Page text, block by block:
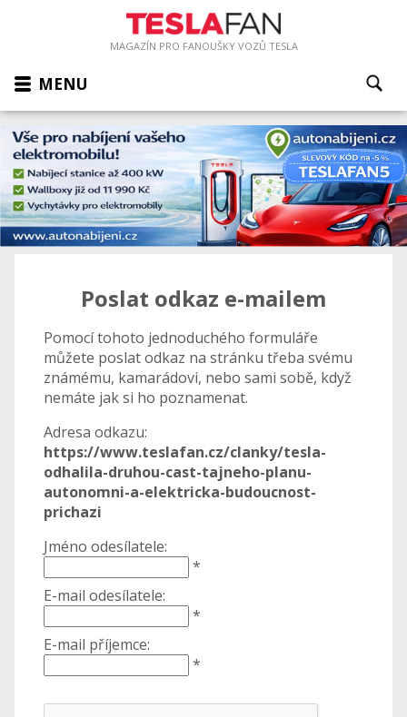
MAGAZÍN PRO FANOUŠKY VOZŮ TESLA
MENU
Poslat odkaz e-mailem
Pomocí tohoto jednoduchého formuláře
můžete poslat odkaz na stránku třeba svému
známému, kamarádovi, nebo sami sobě, když
nemáte jak si ho poznamenat.
Adresa odkazu:
https://www.teslafan.cz/clanky/tesla-
odhalila-druhou-cast-tajneho-planu-
autonomni-a-elektricka-budoucnost-
prichazi
Jméno odesílatele:
*
E-mail odesílatele:
*
E-mail příjemce:
*